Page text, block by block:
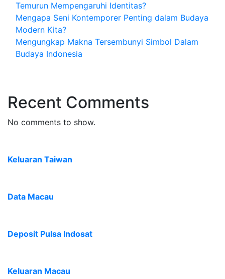
Temurun Mempengaruhi Identitas?
Mengapa Seni Kontemporer Penting dalam Budaya
Modern Kita?
Mengungkap Makna Tersembunyi Simbol Dalam
Budaya Indonesia
Recent Comments
No comments to show.
Keluaran Taiwan
Data Macau
Deposit Pulsa Indosat
Keluaran Macau